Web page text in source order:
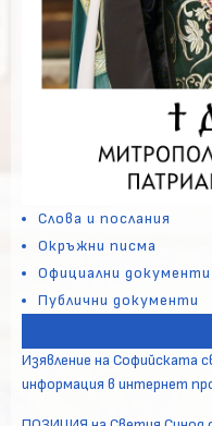
Слова и послания
Окръжни писма
Официални документи
Публични документи
Изявление на Софийската
информация в интернет